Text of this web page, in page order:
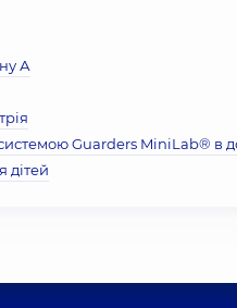
А
системою Guarders MiniLab®
дітей